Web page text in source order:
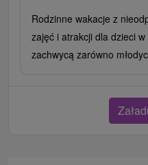
Rodzinne wakacje z
zajęć i atrakcji dla dzieci
zachwycą zarówno